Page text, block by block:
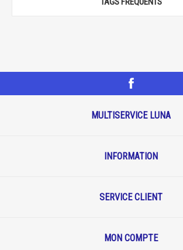
MULTISERVICE LUNA
INFORMATION
SERVICE CLIENT
MON COMPTE